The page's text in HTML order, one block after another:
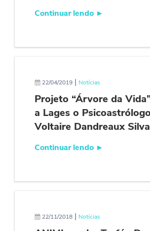
Continuar lendo ►
22/04/2019 | Notícias
Projeto “Árvore da
a Lages o Psicoastrólogo
Voltaire Dandreaux
Continuar lendo ►
22/11/2018 | Notícias